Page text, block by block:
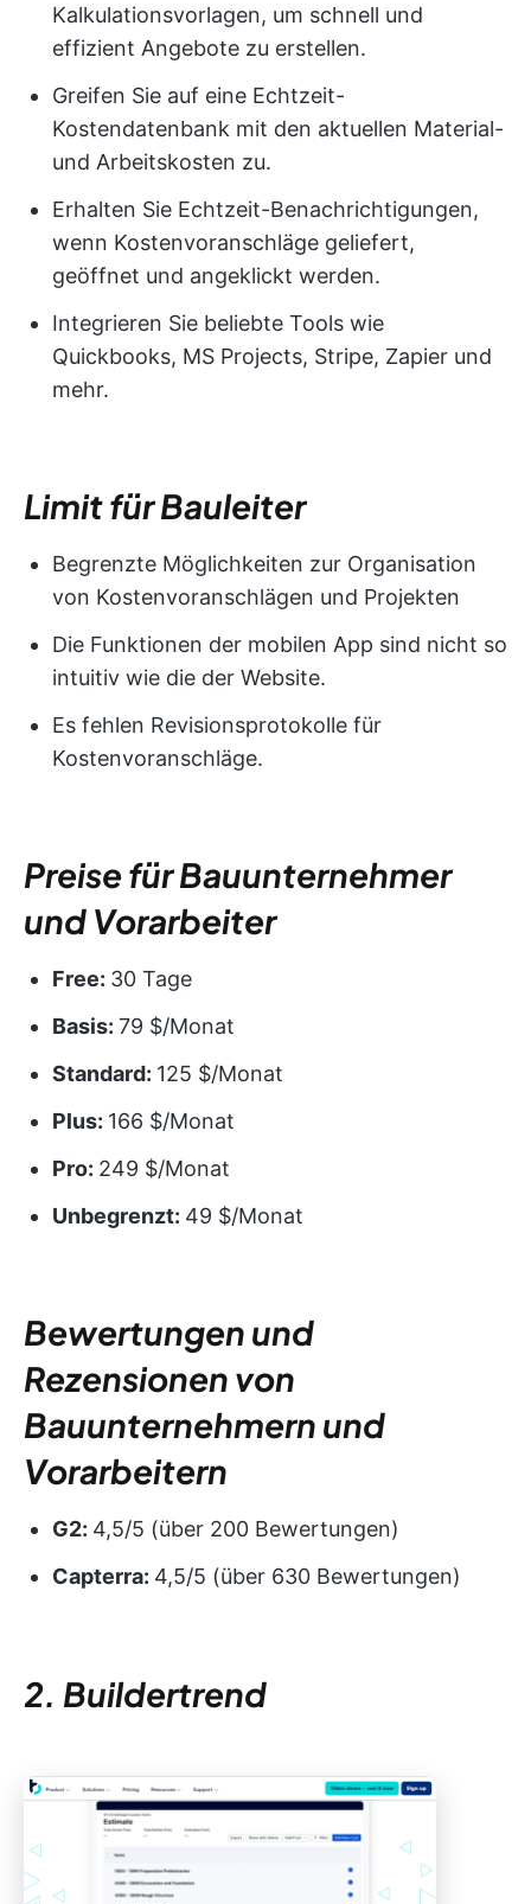
Kalkulationsvorlagen, um schnell und
effizient Angebote zu erstellen.
Greifen Sie auf eine Echtzeit-
Kostendatenbank mit den aktuellen Material-
und Arbeitskosten zu.
Erhalten Sie Echtzeit-Benachrichtigungen,
wenn Kostenvoranschläge geliefert,
geöffnet und angeklickt werden.
Integrieren Sie beliebte Tools wie
Quickbooks, MS Projects, Stripe, Zapier und
mehr.
Limit für Bauleiter
Begrenzte Möglichkeiten zur Organisation
von Kostenvoranschlägen und Projekten
Die Funktionen der mobilen App sind nicht so
intuitiv wie die der Website.
Es fehlen Revisionsprotokolle für
Kostenvoranschläge.
Preise für Bauunternehmer
und Vorarbeiter
Free: 30 Tage
Basis: 79 $/Monat
Standard: 125 $/Monat
Plus: 166 $/Monat
Pro: 249 $/Monat
Unbegrenzt: 49 $/Monat
Bewertungen und
Rezensionen von
Bauunternehmern und
Vorarbeitern
G2: 4,5/5 (über 200 Bewertungen)
Capterra: 4,5/5 (über 630 Bewertungen)
2. Buildertrend